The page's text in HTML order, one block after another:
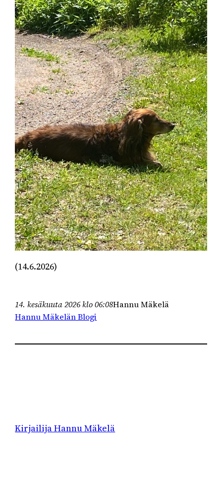
(14.6.2026)
14. kesäkuuta 2026 klo 06:08Hannu Mäkelä
Hannu Mäkelän Blogi
Kirjailija Hannu Mäkelä